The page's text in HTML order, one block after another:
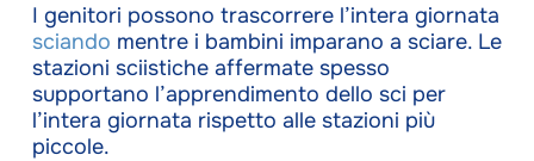
I genitori possono trascorrere l’intera giornata
sciando mentre i bambini imparano a sciare. Le
stazioni sciistiche affermate spesso
supportano l’apprendimento dello sci per
l’intera giornata rispetto alle stazioni più
piccole.